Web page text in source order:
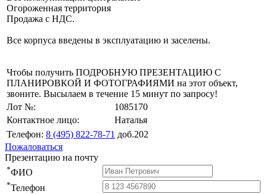
Огороженная территория
Продажа с НДС.
Все корпуса введены в эксплуатацию и заселены.
Чтобы получить ПОДРОБНУЮ ПРЕЗЕНТАЦИЮ С
ПЛАНИРОВКОЙ И ФОТОГРАФИЯМИ на этот объект,
звоните. Высылаем в течение 15 минут по запросу!
Лот №:
1085170
Контактное лицо:
Наталья
Телефон: 8 (495) 822-78-71 доб.202
Пожаловаться
Презентацию на почту
*ФИО
*Телефон